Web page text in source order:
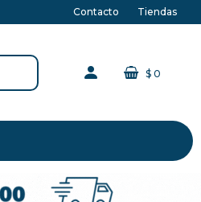
$ 0
Contacto Tiendas